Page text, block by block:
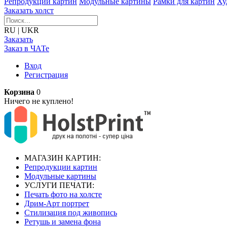
Заказать холст
RU | UKR
Заказать
Заказ в ЧАТе
Вход
Регистрация
Корзина 0
Ничего не куплено!
МАГАЗИН КАРТИН:
Репродукции картин
Модульные картины
УСЛУГИ ПЕЧАТИ:
Печать фото на холсте
Дрим-Арт портрет
Стилизация под живопись
Ретушь и замена фона